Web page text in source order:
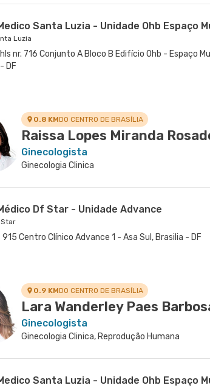
Santa Luzia - Unidade Ohb Espaço
Luzia
nr. 716 Conjunto A Bloco B Edifício Ohb - Espaço
DF
0.8 KMDO CENTRO DE BRASÍLIA
Raissa Lopes Miranda
Ginecologista
Ginecologia Clinica
Df Star - Unidade Advance
915 Centro Clínico Advance 1 - Asa Sul, Brasilia - DF
0.9 KMDO CENTRO DE BRASÍLIA
Lara Wanderley Paes
Ginecologista
Ginecologia Clinica, Reprodução Humana
Santa Luzia - Unidade Ohb Espaço